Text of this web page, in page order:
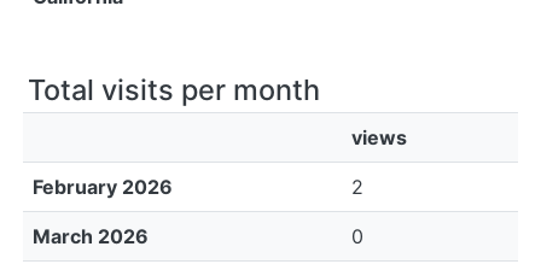
Total visits per month
views
February 2026 2
March 2026 0